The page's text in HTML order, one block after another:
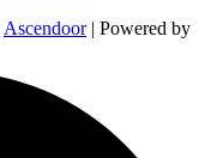
Ascendoor| Powered by